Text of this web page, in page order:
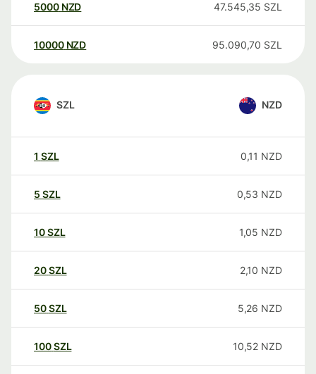
5000 NZD 47.545,35 SZL
10000 NZD 95.090,70 SZL
SZL NZD
1 SZL 0,11 NZD
5 SZL 0,53 NZD
10SZL 1,05 NZD
20SZL 2,10 NZD
50SZL 5,26 NZD
100SZL 10,52 NZD